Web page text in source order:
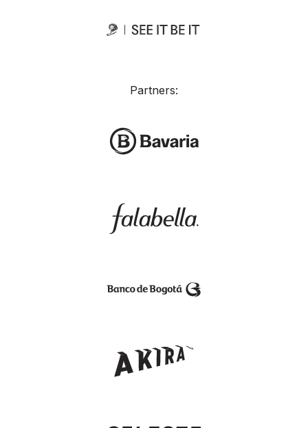
Partners: